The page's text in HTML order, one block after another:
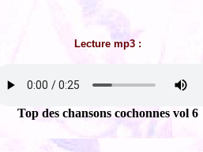
Lecture mp3 :
Top des chansons cochonnes vol 6